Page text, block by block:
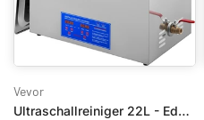
Vevor
Ultraschallreiniger 22L - Edelstahl mit Heizung